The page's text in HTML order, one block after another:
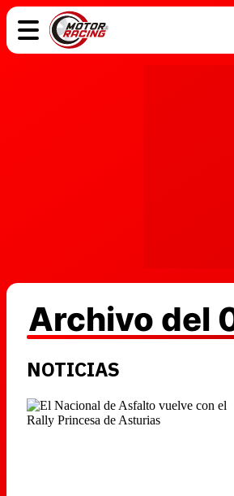
Archivo del
NOTICIAS